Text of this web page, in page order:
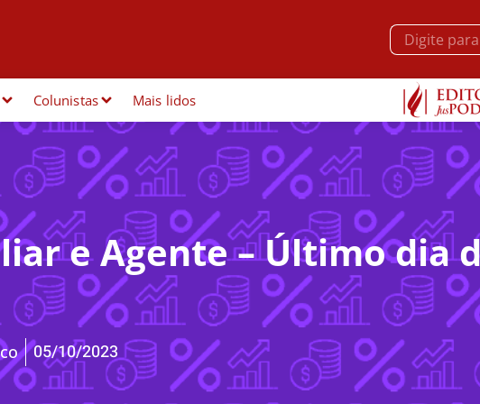
Colunistas Mais lidos
e Agente – Último dia
05/10/2023